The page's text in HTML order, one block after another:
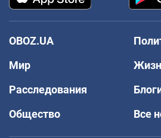
OBOZ.UA
Мир
Расследования
Общество
Все